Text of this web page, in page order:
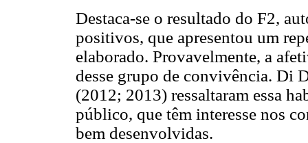
Destaca-se o resultado do F2,
positivos, que apresentou um
elaborado. Provavelmente, a
desse grupo de convivência. Di
(2012; 2013) ressaltaram essa
público, que têm interesse nos
bem desenvolvidas.